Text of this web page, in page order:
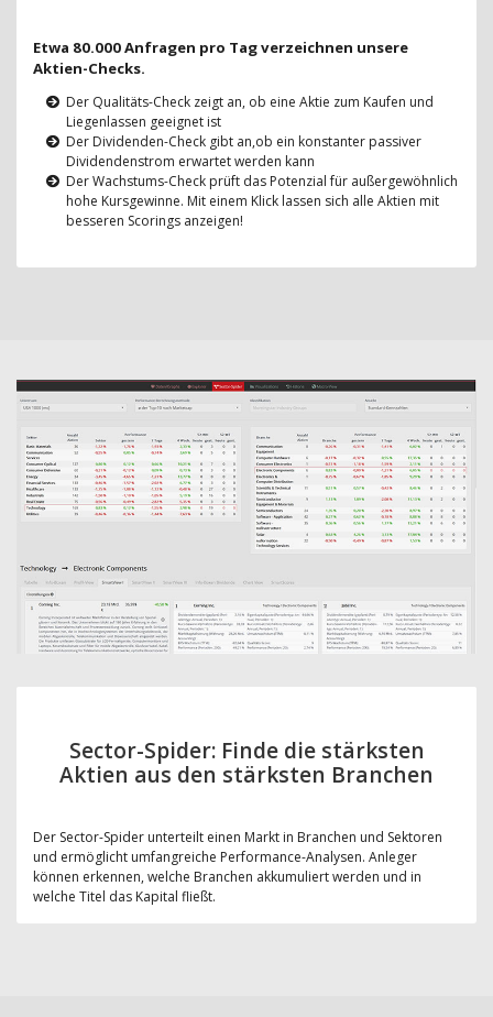
Etwa 80.000 Anfragen pro Tag verzeichnen unsere
Aktien-Checks.
Der Qualitäts-Check zeigt an, ob eine Aktie zum Kaufen und
Liegenlassen geeignet ist
Der Dividenden-Check gibt an,ob ein konstanter passiver
Dividendenstrom erwartet werden kann
Der Wachstums-Check prüft das Potenzial für außergewöhnlich
hohe Kursgewinne. Mit einem Klick lassen sich alle Aktien mit
besseren Scorings anzeigen!
Sector-Spider: Finde die stärksten
Aktien aus den stärksten Branchen
Der Sector-Spider unterteilt einen Markt in Branchen und Sektoren
und ermöglicht umfangreiche Performance-Analysen. Anleger
können erkennen, welche Branchen akkumuliert werden und in
welche Titel das Kapital fließt.